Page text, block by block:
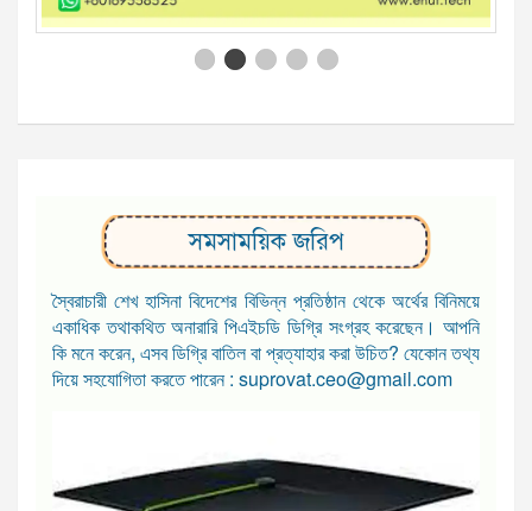
সমসাময়িক জরিপ
স্বৈরাচারী শেখ হাসিনা বিদেশের বিভিন্ন প্রতিষ্ঠান থেকে অর্থের বিনিময়ে
একাধিক তথাকথিত অনারারি পিএইচডি ডিগ্রি সংগ্রহ করেছেন। আপনি
কি মনে করেন, এসব ডিগ্রি বাতিল বা প্রত্যাহার করা উচিত? যেকোন তথ্য
দিয়ে সহযোগিতা করতে পারেন : suprovat.ceo@gmail.com